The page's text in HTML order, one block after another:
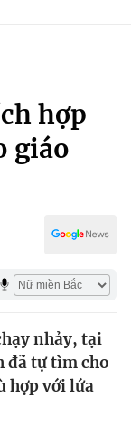
hợp
giáo
nhảy, tại
đã tự tìm cho
hợp với lứa